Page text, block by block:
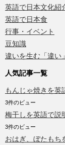
英語で日本文化紹
英語で日本食
行事・イベント
豆知識
違いを生む「違い」
人気記事一覧
もんじゃ焼きを英
3件のビュー
梅干しを英語で説
3件のビュー
おはぎ、ぼたもち